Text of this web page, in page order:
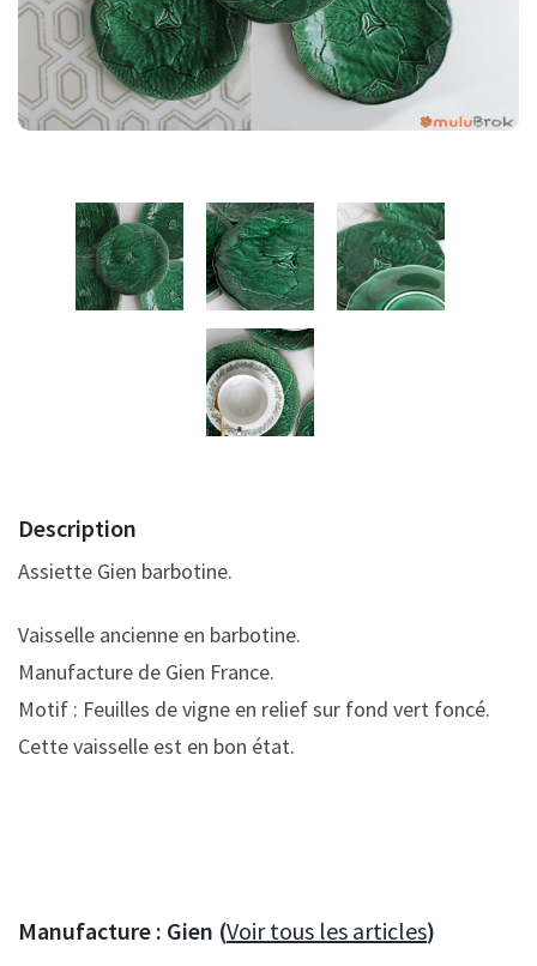
Description
Assiette Gien barbotine.
Vaisselle ancienne en barbotine.
Manufacture de Gien France.
Motif : Feuilles de vigne en relief sur fond vert foncé.
Cette vaisselle est en bon état.
Manufacture : Gien (Voir tous les articles)